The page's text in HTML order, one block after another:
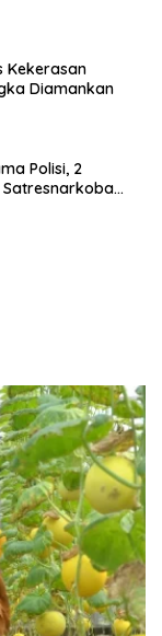
Kekerasan
Diamankan
Polisi, 2
Satresnarkoba